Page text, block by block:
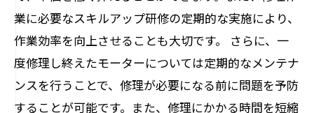
業に必要なスキルアップ研修の定期的な実施により、
作業効率を向上させることも大切です。 さらに、一
度修理し終えたモーターについては定期的なメンテナ
ンスを行うことで、修理が必要になる前に問題を予防
することが可能です。また、修理にかかる時間を短縮